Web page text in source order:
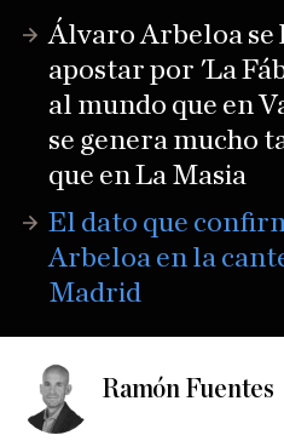
Álvaro Arbeloa se
apostar por 'La
al mundo que en
se genera mucho
que en La Masia
El dato que
Arbeloa en la
Madrid
Ramón Fuentes